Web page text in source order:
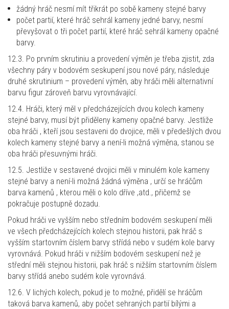
žádný hráč nesmí mít třikrát po sobě kameny stejné barvy
počet partií, které hráč sehrál kameny jedné barvy, nesmí
převyšovat o tři počet partií, které hráč sehrál kameny opačné
barvy.
12.3. Po prvním skrutiniu a provedení výměn je třeba zjistit, zda
všechny páry v bodovém seskupení jsou nové páry, následuje
druhé skrutinium – provedení výměn, aby hráči měli alternativní
barvu figur zároveň barvu vyrovnávající.
12.4. Hráči, který měl v předcházejících dvou kolech kameny
stejné barvy, musí být přiděleny kameny opačné barvy. Jestliže
oba hráči , kteří jsou sestaveni do dvojice, měli v předešlých dvou
kolech kameny stejné barvy a není-li možná výměna, stanou se
oba hráči přesuvnými hráči.
12.5. Jestliže v sestavené dvojici měli v minulém kole kameny
stejné barvy a není-li možná žádná výměna , určí se hráčům
barva kamenů , kterou měli o kolo dříve ,atd., přičemž se
pokračuje postupně dozadu.
Pokud hráči ve vyšším nebo středním bodovém seskupení měli
ve všech předcházejících kolech stejnou historii, pak hráč s
vyšším startovním číslem barvy střídá nebo v sudém kole barvy
vyrovnává. Pokud hráči v nižším bodovém seskupení než je
střední měli stejnou historii, pak hráč s nižším startovním číslem
barvy střídá anebo sudém kole vyrovnává.
12.6. V lichých kolech, pokud je to možné, přidělí se hráčům
taková barva kamenů, aby počet sehraných partií bílými a